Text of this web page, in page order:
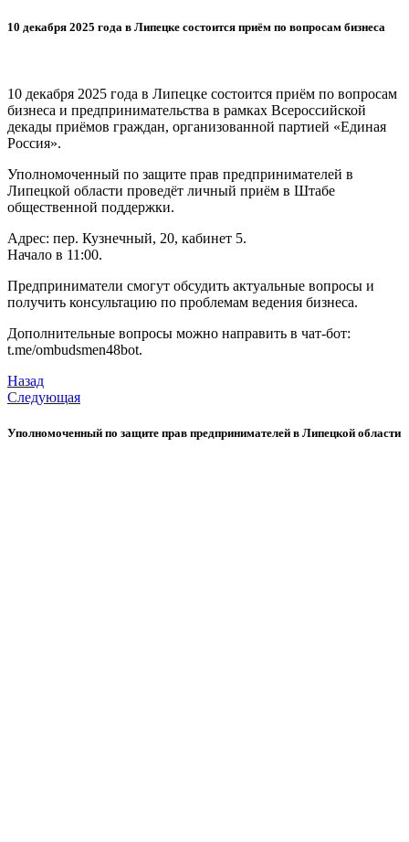
10 декабря 2025 года в Липецке состоится приём по вопросам бизнеса
10 декабря 2025 года в Липецке состоится приём по вопросам
бизнеса и предпринимательства в рамках Всероссийской
декады приёмов граждан, организованной партией «Единая
Россия».
Уполномоченный по защите прав предпринимателей в
Липецкой области проведёт личный приём в Штабе
общественной поддержки.
Адрес: пер. Кузнечный, 20, кабинет 5.
Начало в 11:00.
Предприниматели смогут обсудить актуальные вопросы и
получить консультацию по проблемам ведения бизнеса.
Дополнительные вопросы можно направить в чат-бот:
t.me/ombudsmen48bot.
Назад
Следующая
Уполномоченный по защите прав предпринимателей в Липецкой области